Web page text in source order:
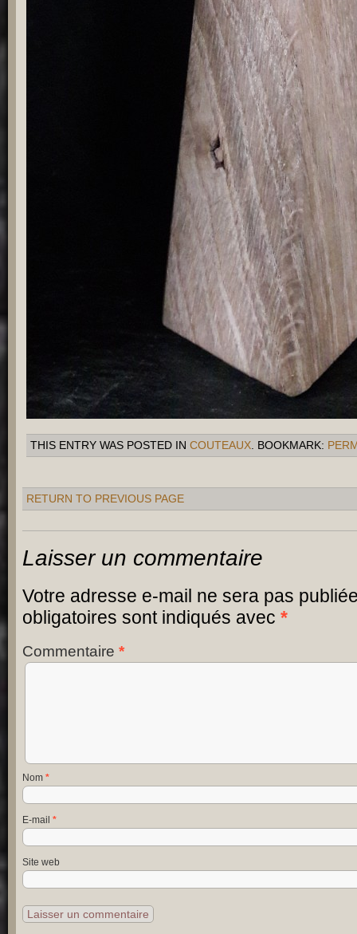
THIS ENTRY WAS POSTED IN COUTEAUX. BOOKMARK:
RETURN TO PREVIOUS PAGE
Laisser un commentaire
Votre adresse e-mail ne sera pas
obligatoires sont indiqués avec *
Commentaire *
Nom *
E-mail *
Site web